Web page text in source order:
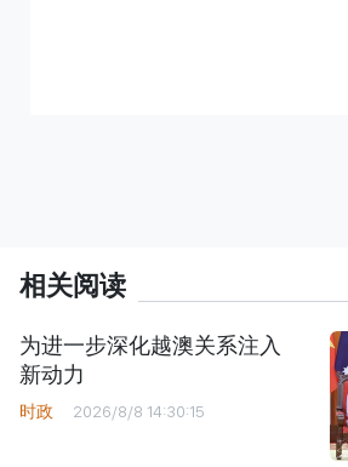
相关阅读
为进一步深化越澳关系注入
新动力
时政 2026/8/8 14:30:15